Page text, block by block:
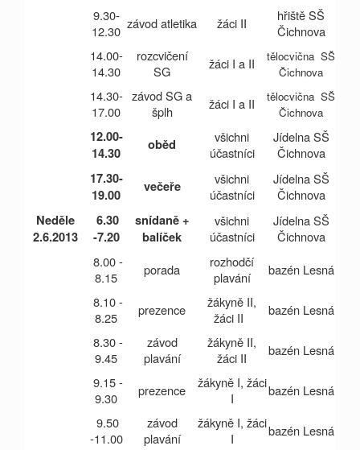
9.30-
12.30 závod atletika žáci II
hřiště SŠ
Čichnova
14.00-
14.30
rozcvičení
SG
žáci I a II
tělocvična SŠ
Čichnova
14.30-
17.00
závod SG a
šplh
žáci I a II
tělocvična SŠ
Čichnova
12.00-
14.30
oběd
všichni
účastníci
Jídelna SŠ
Čichnova
17.30-
19.00
večeře
všichni
účastníci
Jídelna SŠ
Čichnova
Neděle
2.6.2013
6.30
-7.20
snídaně +
balíček
všichni
účastníci
Jídelna SŠ
Čichnova
8.00 -
8.15
porada
rozhodčí
plavání
bazén Lesná
8.10 -
8.25
prezence
žákyně II,
žáci II
bazén Lesná
8.30 -
9.45
závod
plavání
žákyně II,
žáci II
bazén Lesná
9.15 -
9.30
prezence
žákyně I, žáci
I
bazén Lesná
9.50
-11.00
závod
plavání
žákyně I, žáci
I
bazén Lesná